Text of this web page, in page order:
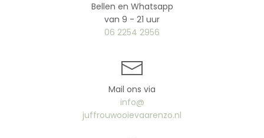
Bellen en Whatsapp
van 9 - 21 uur
06 2254 2956
Mail ons via
info@
juffrouwooievaarenzo.nl